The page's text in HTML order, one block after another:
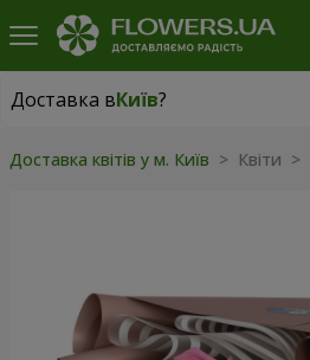
Доставка вКиїв?
Доставка вКиїв
Доставка квітів у м. Київ > Квіти >